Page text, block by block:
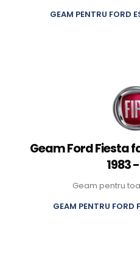
GEAM PENTRU FORD
Geam Ford Fiesta
1983
Geam pentru
GEAM PENTRU FORD